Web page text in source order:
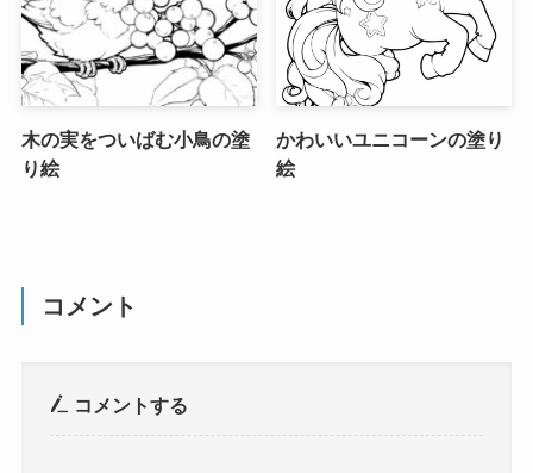
木の実をついばむ小鳥の塗
り絵
かわいいユニコーンの塗り
絵
コメント
コメントする